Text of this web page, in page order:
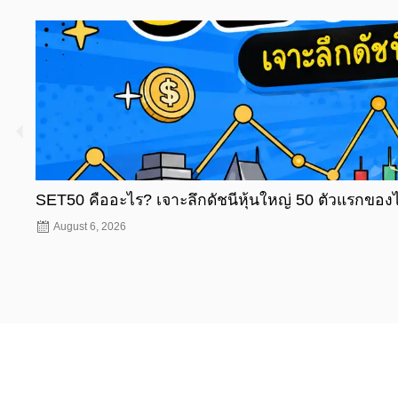
SET50 คืออะไร? เจาะลึกดัชนีหุ้นใหญ่ 50 ตัวแรกของ
August 6, 2026